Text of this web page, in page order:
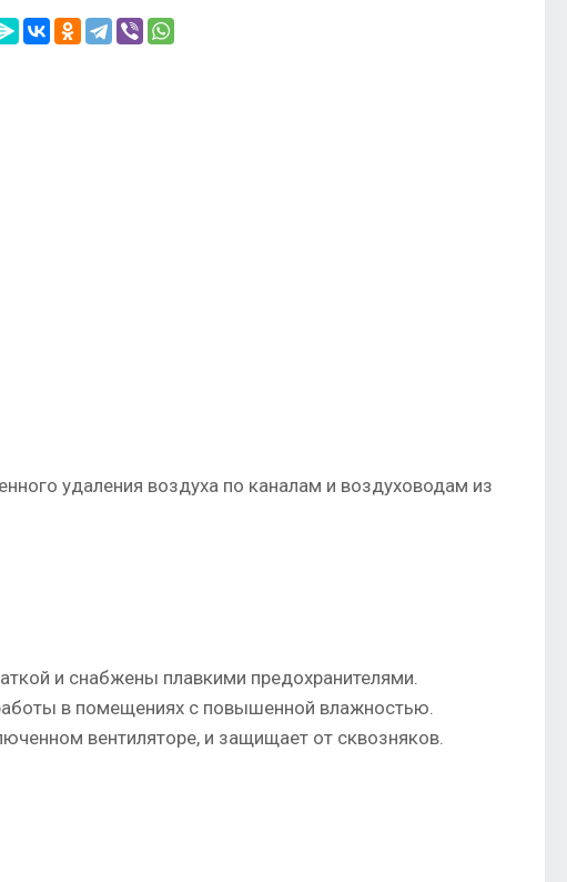
удаления воздуха по каналам и воздуховодам из
и снабжены плавкими предохранителями.
в помещениях с повышенной влажностью.
вентиляторе, и защищает от сквозняков.